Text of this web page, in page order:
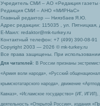
Учредитель СМИ – АО «Редакция газеты
Редакция СМИ – АНО «МИРНаС»
Главный редактор — Ниязбаев Я.Ю.
Адрес редакции: 115035 , ул. Пятницкая,
Е-Маил: redaktor@mk-turkey.ru
Контактный телефон: +7 (499) 390-08-91
Copyright 2003 — 2026 © mk-turkey.ru
Все права защищены. При
Для читателей : В России признаны
«Армия воли народа», «Русский
крымскотатарского народа», движение
Кавказ», «Исламское государство» (ИГ,
деятельность «Открытой России», издания